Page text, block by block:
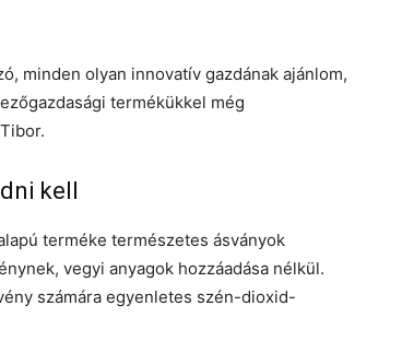
minden olyan innovatív gazdának ajánlom,
termékükkel még
kell
terméke természetes ásványok
vegyi anyagok hozzáadása nélkül.
számára egyenletes szén-dioxid-